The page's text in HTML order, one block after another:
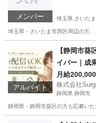
メンバー 埼玉県 さいた
埼玉県・さいたま市西区周辺の方
さいたま市 その他
アルバイト
【静岡市葵
イバー｜成
万円
月給
株式会社
静岡県 静岡市
静岡県・静岡市葵区の方も応募い
その他